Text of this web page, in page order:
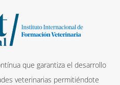
que garantiza el desarrollo
veterinarias permitiéndote